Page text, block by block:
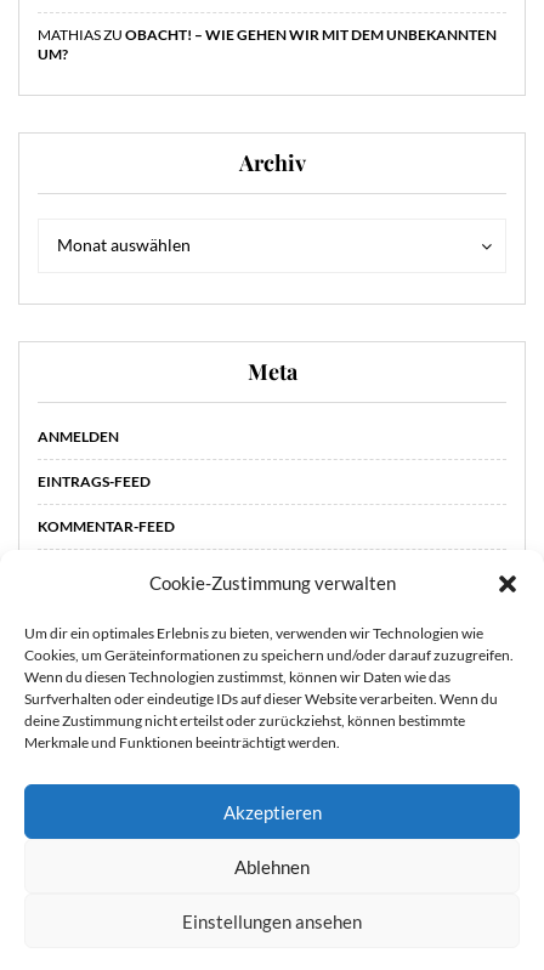
Cookie-Zustimmung verwalten
Um dir ein optimales Erlebnis zu bieten, verwenden wir Technologien wie
Cookies, um Geräteinformationen zu speichern und/oder darauf zuzugreifen.
Wenn du diesen Technologien zustimmst, können wir Daten wie das
Surfverhalten oder eindeutige IDs auf dieser Website verarbeiten. Wenn du
deine Zustimmung nicht erteilst oder zurückziehst, können bestimmte
Merkmale und Funktionen beeinträchtigt werden.
Akzeptieren
Ablehnen
Einstellungen ansehen
MATHIASZU OBACHT! – WIE GEHEN WIR MIT DEM UNBEKANNTEN
UM?
Archiv
Monat auswählen
Meta
ANMELDEN
EINTRAGS-FEED
KOMMENTAR-FEED
STARTSEITE
ÜBER
KOOPERATIONEN
Sie können die Erfassung Ihrer Daten durch Google Analytics
verhindern, indem Sie auf folgenden Link klicken. Es wird ein
Opt-Out-Cookie gesetzt, der die Erfassung Ihrer Daten bei